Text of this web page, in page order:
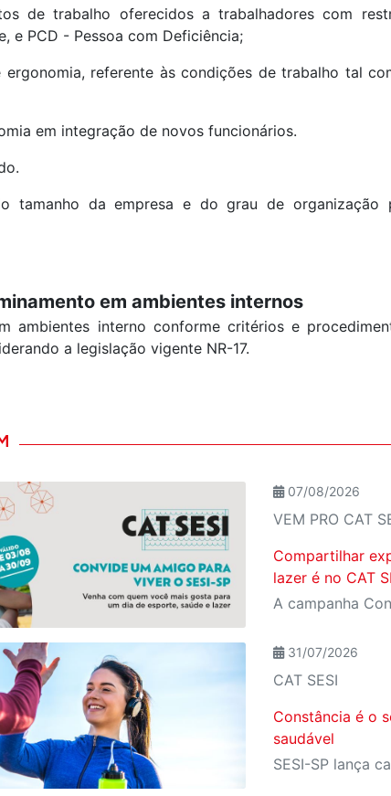
de trabalho oferecidos a trabalhadores com
e PCD - Pessoa com Deficiência;
referente às condições de trabalho tal
em integração de novos funcionários.
tamanho da empresa e do grau de organização
em ambientes internos
ambientes interno conforme critérios e
a legislação vigente NR-17.
07/08/2026
VEM PRO CAT
Compartilhar
lazer é no CAT
31/07/2026
CAT SESI
Constância é o
saudável